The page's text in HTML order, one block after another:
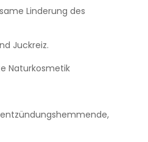
Linderung des
Juckreiz.
Naturkosmetik